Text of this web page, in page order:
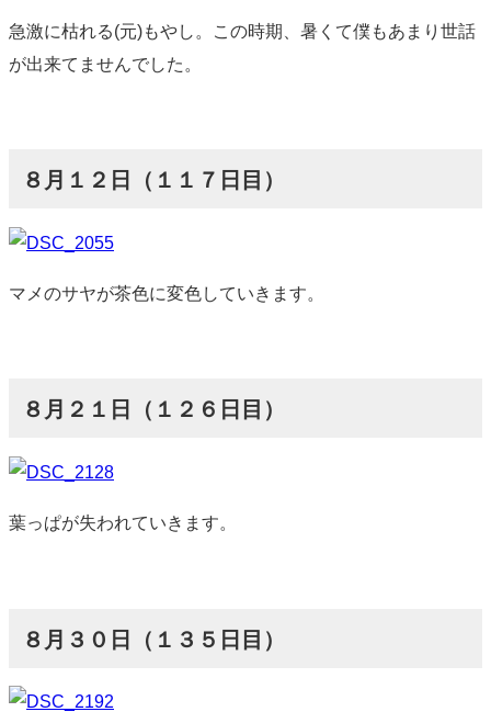
急激に枯れる(元)もやし。この時期、暑くて僕もあまり世話
が出来てませんでした。
８月１２日（１１７日目）
マメのサヤが茶色に変色していきます。
８月２１日（１２６日目）
葉っぱが失われていきます。
８月３０日（１３５日目）